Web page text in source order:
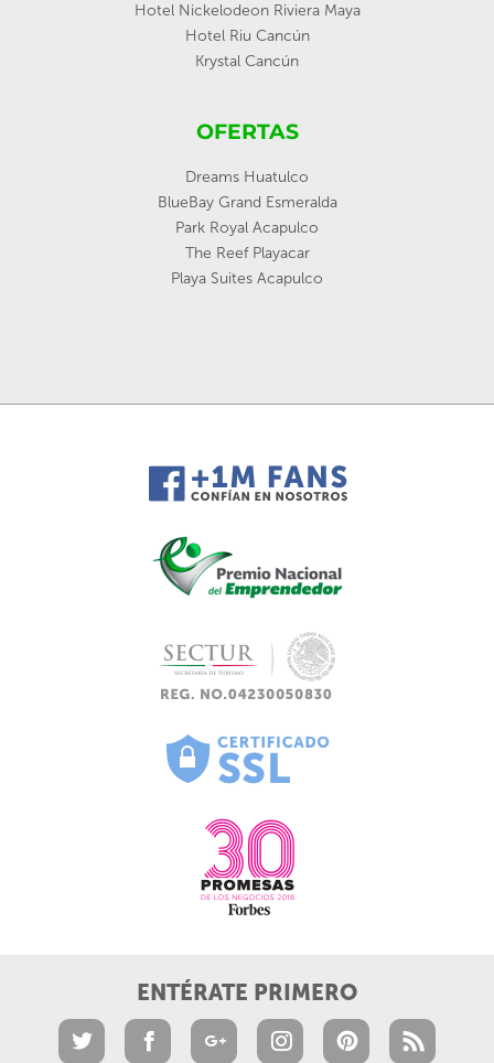
Hotel Nickelodeon Riviera Maya
Hotel Riu Cancún
Krystal Cancún
OFERTAS
Dreams Huatulco
BlueBay Grand Esmeralda
Park Royal Acapulco
The Reef Playacar
Playa Suites Acapulco
ENTÉRATE PRIMERO